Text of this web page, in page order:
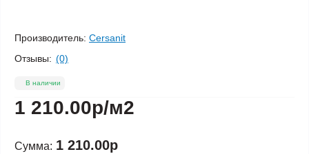
Производитель: Cersanit
Отзывы: (0)
В наличии
1 210.00р/м2
Сумма: 1 210.00р